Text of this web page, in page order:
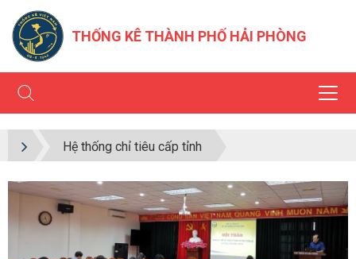
THỐNG KÊ THÀNH PHỐ HẢI PHÒNG
Hệ thống chỉ tiêu cấp tỉnh